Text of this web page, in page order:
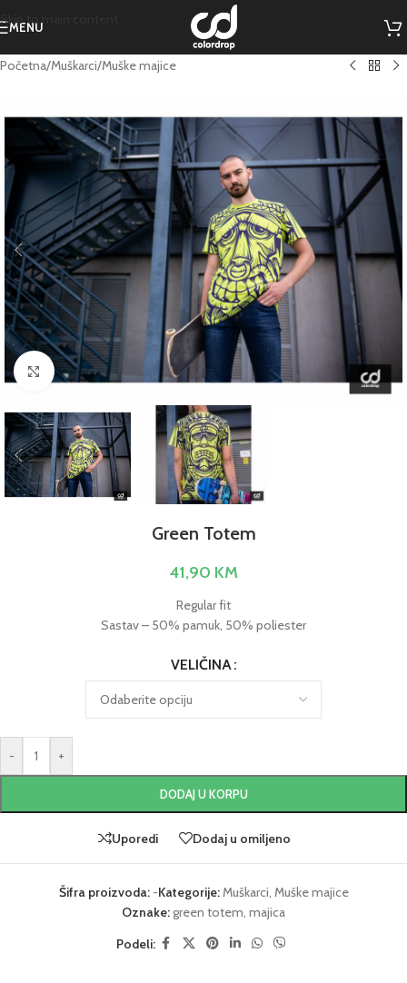
Skip to main content
MENU
Početna/Muškarci/Muške majice
Click to enlarge
Green Totem
41,90 KM
Regular fit
Sastav – 50% pamuk, 50% poliester
VELIČINA
- +
DODAJ U KORPU
Uporedi Dodaj u omiljeno
Šifra proizvoda: -Kategorije:Muškarci, Muške majice
Oznake:green totem, majica
Podeli: